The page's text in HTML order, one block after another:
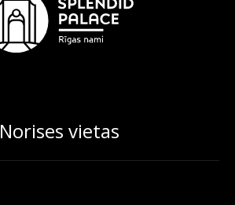
Norises vietas